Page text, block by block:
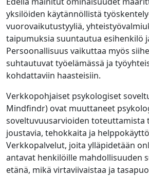
yksilöiden käytännöllistä
vuorovaikutustyyliä,
taipumuksia suuntautua esihenkilö
Persoonallisuus vaikuttaa myös
suhtautuvat työelämässä ja
kohdattaviin haasteisiin.
Verkkopohjaiset psykologiset
Mindfindr) ovat muuttaneet
soveltuvuusarvioiden toteuttamista
joustavia, tehokkaita ja
Verkkopalvelut, joita ylläpidetään
antavat henkilöille mahdollisuuden
etänä, mikä virtaviivaistaa ja